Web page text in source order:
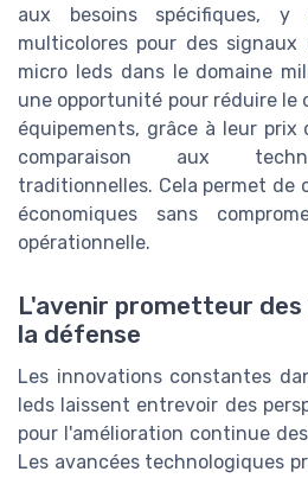
aux besoins spécifiques, y
multicolores pour des signaux
micro leds dans le domaine
une opportunité pour réduire
équipements, grâce à leur
comparaison aux
traditionnelles. Cela permet de
économiques sans
opérationnelle.
L'avenir prometteur des
la défense
Les innovations constantes
leds laissent entrevoir des
pour l'amélioration continue
Les avancées technologiques